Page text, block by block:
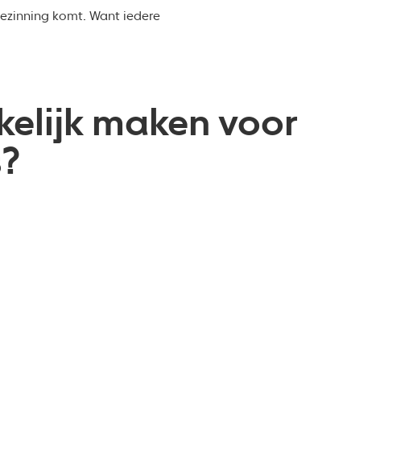
komt. Want iedere
maken voor